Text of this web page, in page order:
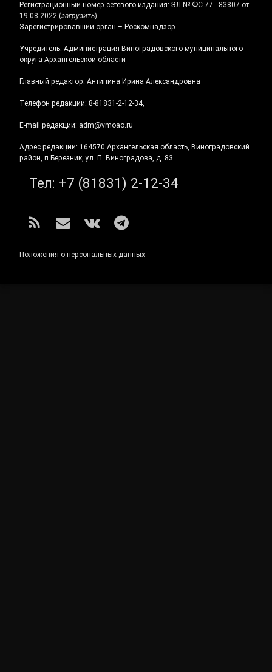
Регистрационный номер сетевого издания: ЭЛ № ФС 77 - 83807 от
19.08.2022.(загрузить)
Зарегистрировавший орган – Роскомнадзор.
Учредитель: Администрация Виноградовского муниципального
округа Архангельской области
Главный редактор: Антипина Ирина Александровна
Телефон редакции: 8-81831-2-12-34,
E-mail редакции: adm@vmoao.ru
Адрес редакции: 164570 Архангельская область, Виноградовский
район, п.Березник, ул. П. Виноградова, д. 83.
Тел: +7 (81831) 2-12-34
RSS E-mailВКонтакте
Telegram
Положения о персональных данных